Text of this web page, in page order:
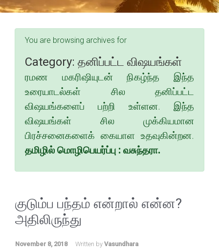
You are browsing archives for
Category: தனிப்பட்ட விஷயங்கள்
ரமண மகரிஷியுடன் நிகழ்ந்த இந்த
உரையாடல்கள் சில தனிப்பட்ட
விஷயங்களைப் பற்றி உள்ளன. இந்த
விஷயங்கள் சில முக்கியமான
பிரச்சனைகளைக் கையாள உதவுகின்றன.
தமிழில் மொழிபெயர்ப்பு : வசுந்தரா.
குடும்ப பந்தம் என்றால் என்ன?
அதிலிருந்து
November 8, 2018 Written by Vasundhara